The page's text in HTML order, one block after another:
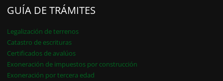
GUÍA DE TRÁMITES
Legalización de terrenos
Catastro de escrituras
Certificados de avalúos
Exoneración de impuestos por construcción
Exoneración por tercera edad